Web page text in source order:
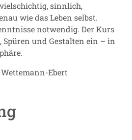
sinnlich,
wie das Leben selbst.
notwendig. Der Kurs
und Gestalten ein – in
Ebert